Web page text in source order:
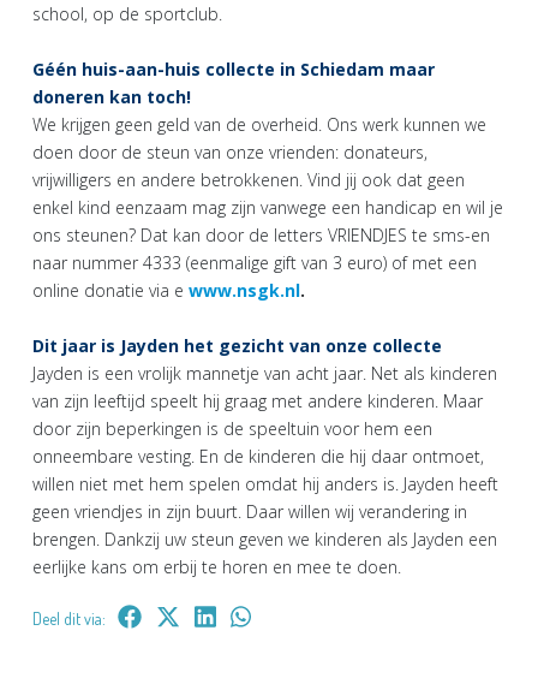
school, op de sportclub.
Géén huis-aan-huis collecte in Schiedam maar
doneren kan toch!
We krijgen geen geld van de overheid. Ons werk kunnen we
doen door de steun van onze vrienden: donateurs,
vrijwilligers en andere betrokkenen. Vind jij ook dat geen
enkel kind eenzaam mag zijn vanwege een handicap en wil je
ons steunen? Dat kan door de letters VRIENDJES te sms-en
naar nummer 4333 (eenmalige gift van 3 euro) of met een
online donatie via e www.nsgk.nl.
Dit jaar is Jayden het gezicht van onze collecte
Jayden is een vrolijk mannetje van acht jaar. Net als kinderen
van zijn leeftijd speelt hij graag met andere kinderen. Maar
door zijn beperkingen is de speeltuin voor hem een
onneembare vesting. En de kinderen die hij daar ontmoet,
willen niet met hem spelen omdat hij anders is. Jayden heeft
geen vriendjes in zijn buurt. Daar willen wij verandering in
brengen. Dankzij uw steun geven we kinderen als Jayden een
eerlijke kans om erbij te horen en mee te doen.
Deel dit via: